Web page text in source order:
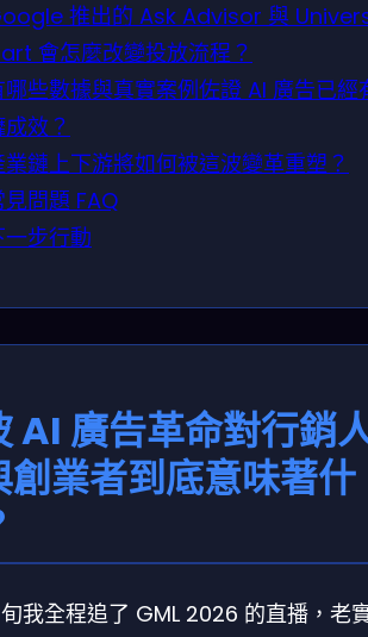
推出的 Ask Advisor 與
會怎麼改變投放流程？
哪些數據與真實案例佐證 AI 廣告已經
效？
業鏈上下游將如何被這波變革重塑？
見問題 FAQ
一步行動
AI 廣告革命對行銷
創業者到底意味著什
我全程追了 GML 2026 的直播，老